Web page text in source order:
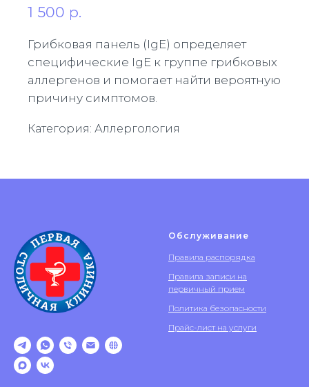
1 500 р.
Грибковая панель (IgE) определяет
специфические IgE к группе грибковых
аллергенов и помогает найти вероятную
причину симптомов.
Категория: Аллергология
Обслуживание
Правила распорядка
Правила записи на
первичный прием
Политика безопасности
Прайс-лист на услуги